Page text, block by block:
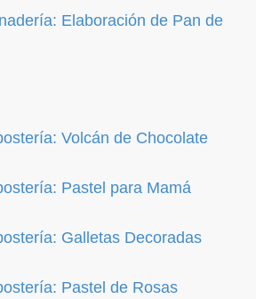
Elaboración de Pan de
Volcán de Chocolate
Pastel para Mamá
Galletas Decoradas
Pastel de Rosas